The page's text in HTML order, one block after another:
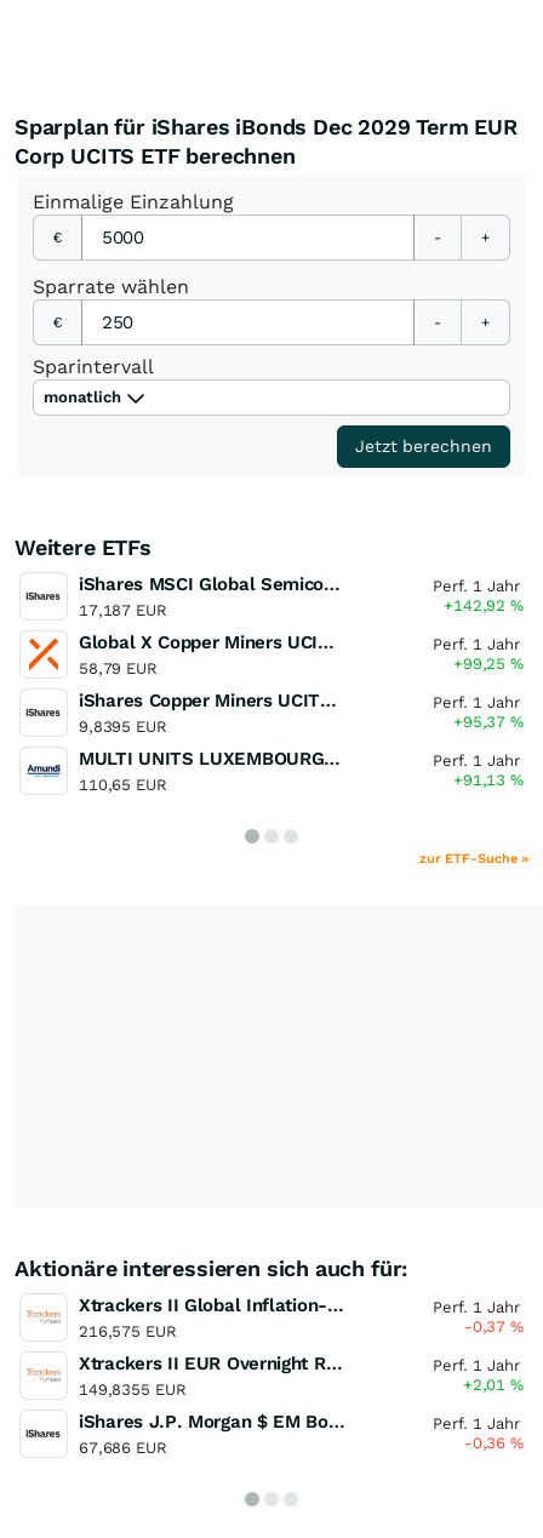
Sparplan für iShares iBonds Dec 2029 Term EUR
Corp UCITS ETF berechnen
Einmalige Einzahlung
€ - +
Sparrate wählen
€ - +
Sparintervall
monatlich
Jetzt berechnen
Weitere ETFs
iShares MSCI Global Semiconductors UCITS ETF USD (Acc)
17,187 EUR
Perf. 1 Jahr
+142,92%
Global X Copper Miners UCITS ETF USD Acc
58,79 EUR
Perf. 1 Jahr
+99,25%
iShares Copper Miners UCITS ETF
9,8395 EUR
Perf. 1 Jahr
+95,37%
MULTI UNITS LUXEMBOURG - Lyxor MSCI Semiconductors ESG Filtered
110,65 EUR
Perf. 1 Jahr
+91,13%
zur ETF-Suche »
Aktionäre interessieren sich auch für:
Xtrackers II Global Inflation-Linked Bond UCITS ETF
216,575 EUR
Perf. 1 Jahr
-0,37%
Xtrackers II EUR Overnight Rate Swap UCITS ETF
149,8355 EUR
Perf. 1 Jahr
+2,01%
iShares J.P. Morgan $ EM Bond EUR Hedged UCITS ETF
67,686 EUR
Perf. 1 Jahr
-0,36%